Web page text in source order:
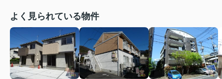
よく見られている物件